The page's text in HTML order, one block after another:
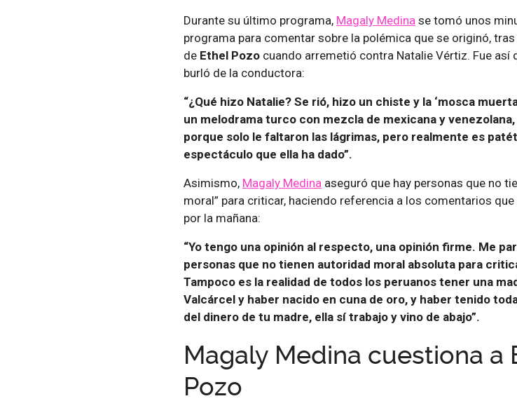
Durante su último programa, Magaly Medina se tomó unos
programa para comentar sobre la polémica que se originó,
de Ethel Pozo cuando arremetió contra Natalie Vértiz. Fue así
burló de la conductora:
“¿Qué hizo Natalie? Se rió, hizo un chiste y la ‘mosca
un melodrama turco con mezcla de mexicana y
porque solo le faltaron las lágrimas, pero realmente es
espectáculo que ella ha dado”.
Asimismo, Magaly Medina aseguró que hay personas que no
moral” para criticar, haciendo referencia a los comentarios que
por la mañana:
“Yo tengo una opinión al respecto, una opinión firme. Me
personas que no tienen autoridad moral absoluta para
Tampoco es la realidad de todos los peruanos tener una
Valcárcel y haber nacido en cuna de oro, y haber tenido
del dinero de tu madre, ella sí trabajo y vino de abajo”.
Magaly Medina cuestiona a
Pozo